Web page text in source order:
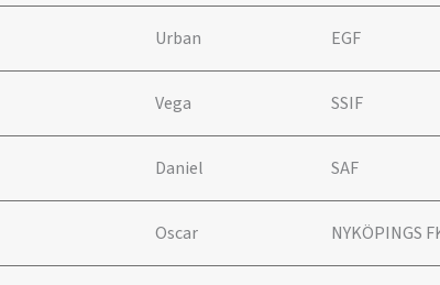
Urban EGF
Vega SSIF
Daniel SAF
Oscar NYKÖPINGS